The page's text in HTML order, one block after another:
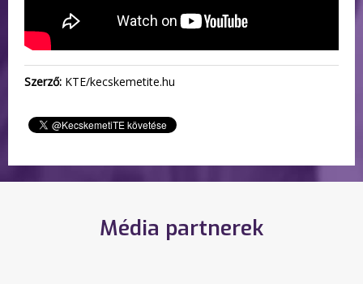
Szerző: KTE/kecskemetite.hu
Média partnerek